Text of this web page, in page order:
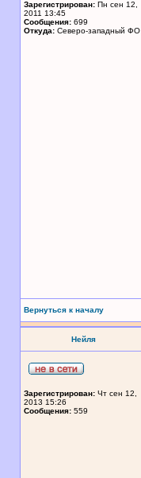
Зарегистрирован: Пн сен 12,
2011 13:45
Сообщения: 699
Откуда: Северо-западный ФО
Вернуться к началу
Нейля
Зарегистрирован: Чт сен 12,
2013 15:26
Сообщения: 559